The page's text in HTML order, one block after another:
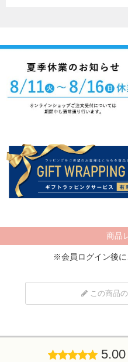
商品
※会員ログイン後に
この商品
5.00